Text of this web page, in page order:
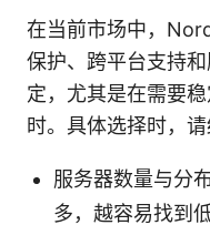
在当前市场中，
保护、跨平台支持
定，尤其是在需要
时。具体选择时，请
服务器数量与分
多，越容易找到